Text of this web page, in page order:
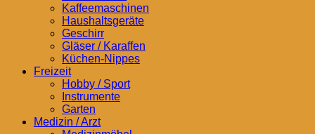
Kaffeemaschinen
Haushaltsgeräte
Geschirr
Gläser / Karaffen
Küchen-Nippes
Freizeit
Hobby / Sport
Instrumente
Garten
Medizin / Arzt